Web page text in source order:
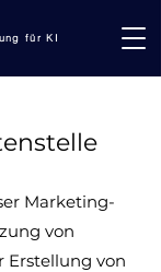
für KI
Marketing-
von
Erstellung von